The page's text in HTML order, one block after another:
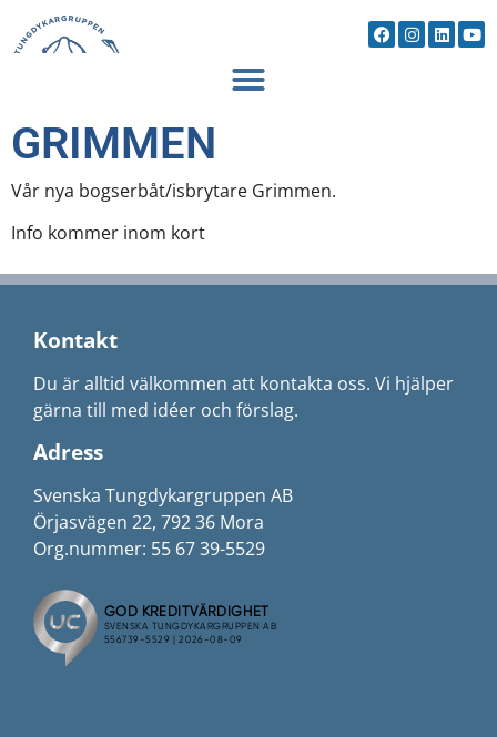
GRIMMEN
Vår nya bogserbåt/isbrytare Grimmen.
Info kommer inom kort
Kontakt
Du är alltid välkommen att kontakta oss. Vi hjälper
gärna till med idéer och förslag.
Adress
Svenska Tungdykargruppen AB
Örjasvägen 22, 792 36 Mora
Org.nummer: 55 67 39-5529